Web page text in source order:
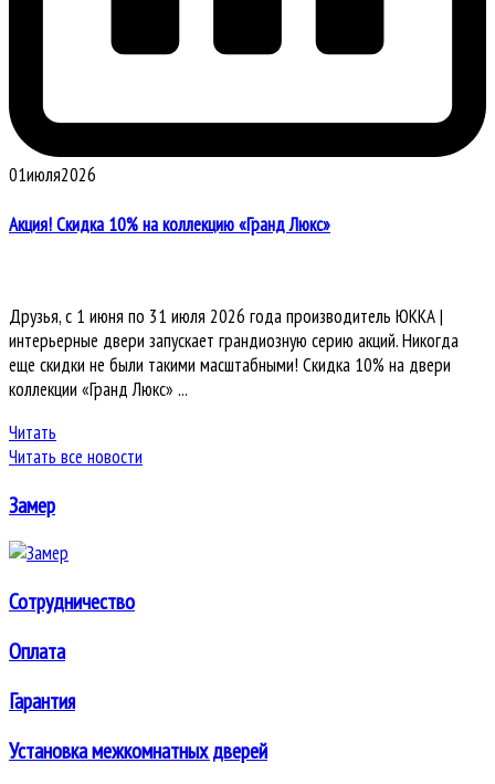
01июля2026
Акция! Скидка 10% на коллекцию «Гранд Люкс»
Друзья, с 1 июня по 31 июля 2026 года производитель ЮККА |
интерьерные двери запускает грандиозную серию акций. Никогда
еще скидки не были такими масштабными! Скидка 10% на двери
коллекции «Гранд Люкс» ...
Читать
Читать все новости
Замер
Сотрудничество
Оплата
Гарантия
Установка межкомнатных дверей